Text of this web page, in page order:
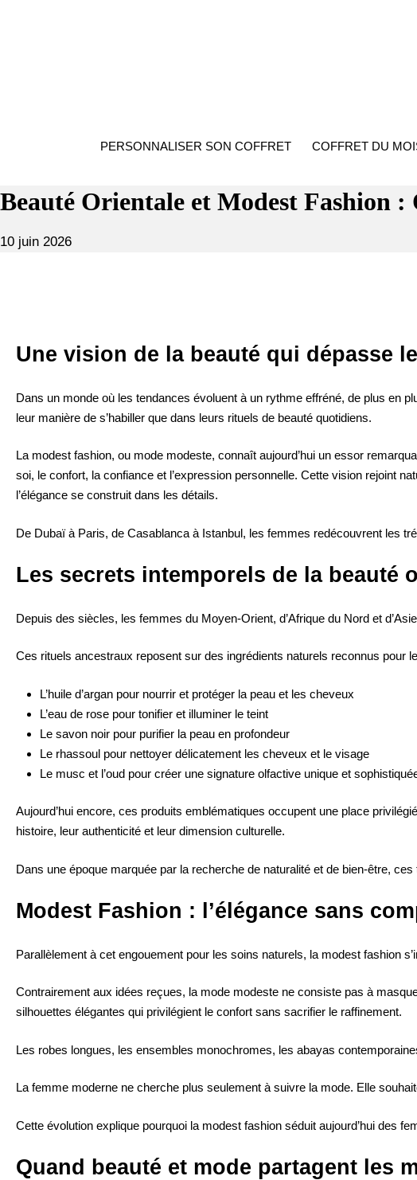
PERSONNALISER SON COFFRET COFFRET DU
Beauté Orientale et Modest Fashion
10 juin 202610
Une vision de la beauté qui dépasse
Dans un monde où les tendances évoluent à un rythme effréné, de plus en
leur manière de s’habiller que dans leurs rituels de beauté quotidiens.
La modest fashion, ou mode modeste, connaît aujourd’hui un essor
soi, le confort, la confiance et l’expression personnelle. Cette vision rejoint
l’élégance se construit dans les détails.
De Dubaï à Paris, de Casablanca à Istanbul, les femmes redécouvrent les
Les secrets intemporels de la beauté
Depuis des siècles, les femmes du Moyen-Orient, d’Afrique du Nord et
Ces rituels ancestraux reposent sur des ingrédients naturels reconnus pour
L’huile d’argan pour nourrir et protéger la peau et les cheveux
L’eau de rose pour tonifier et illuminer le teint
Le savon noir pour purifier la peau en profondeur
Le rhassoul pour nettoyer délicatement les cheveux et le visage
Le musc et l’oud pour créer une signature olfactive unique et
Aujourd’hui encore, ces produits emblématiques occupent une place
histoire, leur authenticité et leur dimension culturelle.
Dans une époque marquée par la recherche de naturalité et de bien-être,
Modest Fashion : l’élégance sans
Parallèlement à cet engouement pour les soins naturels, la modest fashion
Contrairement aux idées reçues, la mode modeste ne consiste pas à
silhouettes élégantes qui privilégient le confort sans sacrifier le raffinement.
Les robes longues, les ensembles monochromes, les abayas
La femme moderne ne cherche plus seulement à suivre la mode. Elle
Cette évolution explique pourquoi la modest fashion séduit aujourd’hui des
Quand beauté et mode partagent les